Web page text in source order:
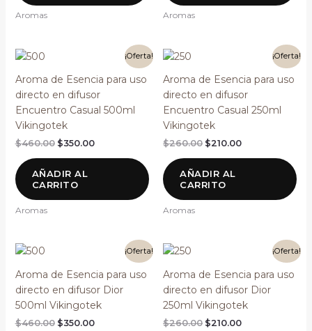
Aromas Aromas
¡Oferta!
Aroma de Esencia para uso
directo en difusor
Encuentro Casual 500ml
Vikingotek
$460.00
original
$460.00.
$350.00
actual
$350.00.
AÑADIR AL
CARRITO
Aromas
¡Oferta!
Aroma de Esencia para uso
directo en difusor
Encuentro Casual 250ml
Vikingotek
$260.00
original
$260.00.
$210.00
actual
$210.00.
AÑADIR AL
CARRITO
Aromas
¡Oferta!
Aroma de Esencia para uso
directo en difusor Dior
500ml Vikingotek
$460.00
original
era:
$460.00.
$350.00
actual
es:
$350.00.
¡Oferta!
Aroma de Esencia para uso
directo en difusor Dior
250ml Vikingotek
$260.00
original
era:
$260.00.
$210.00
actual
es:
$210.00.